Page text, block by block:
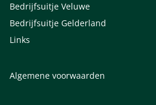
Bedrijfsuitje Veluwe
Bedrijfsuitje Gelderland
Links
Algemene voorwaarden